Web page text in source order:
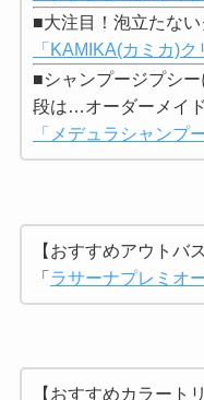
■大注目！泡立たな
「KAMIKA(カミカ)ク
■シャンプージプシ
段は…オーダーメイ
「メデュラシャンプー
【おすすめアウトバ
「ラサーナプレミオ
【おすすめカラート